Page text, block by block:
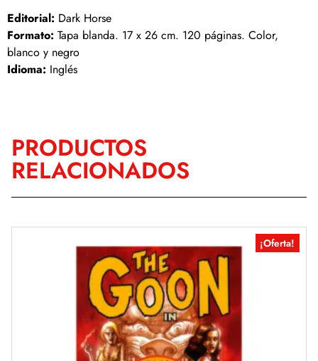
Editorial: Dark Horse
Formato: Tapa blanda. 17 x 26 cm. 120 páginas. Color,
blanco y negro
Idioma: Inglés
PRODUCTOS
RELACIONADOS
¡Oferta!